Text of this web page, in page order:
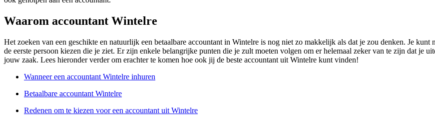
Waarom accountant Wintelre
Het zoeken van een geschikte en natuurlijk een betaalbare accountant in Wintelre is nog niet zo makkelijk als dat je zou denken. Je kunt
de eerste persoon kiezen die je ziet. Er zijn enkele belangrijke punten die je zult moeten volgen om er helemaal zeker van te zijn dat je
jouw zaak. Lees hieronder verder om erachter te komen hoe ook jij de beste accountant uit Wintelre kunt vinden!
Wanneer een accountant Wintelre inhuren
Betaalbare accountant Wintelre
Redenen om te kiezen voor een accountant uit Wintelre